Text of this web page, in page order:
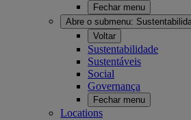
Fechar menu
Abre o submenu:
Voltar
Sustentabilidade
Sustentáveis
Social
Governança
Fechar menu
Locations